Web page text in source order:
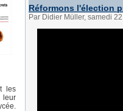
les
Réformons l'élection
Par Didier Müller, samedi